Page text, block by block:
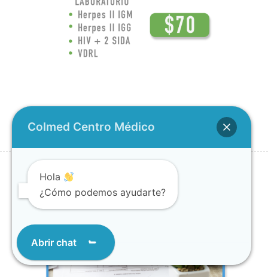
COMPRAR AHORA
Colmed Centro Médico
Hola
¿Cómo podemos ayudarte?
Abrir chat